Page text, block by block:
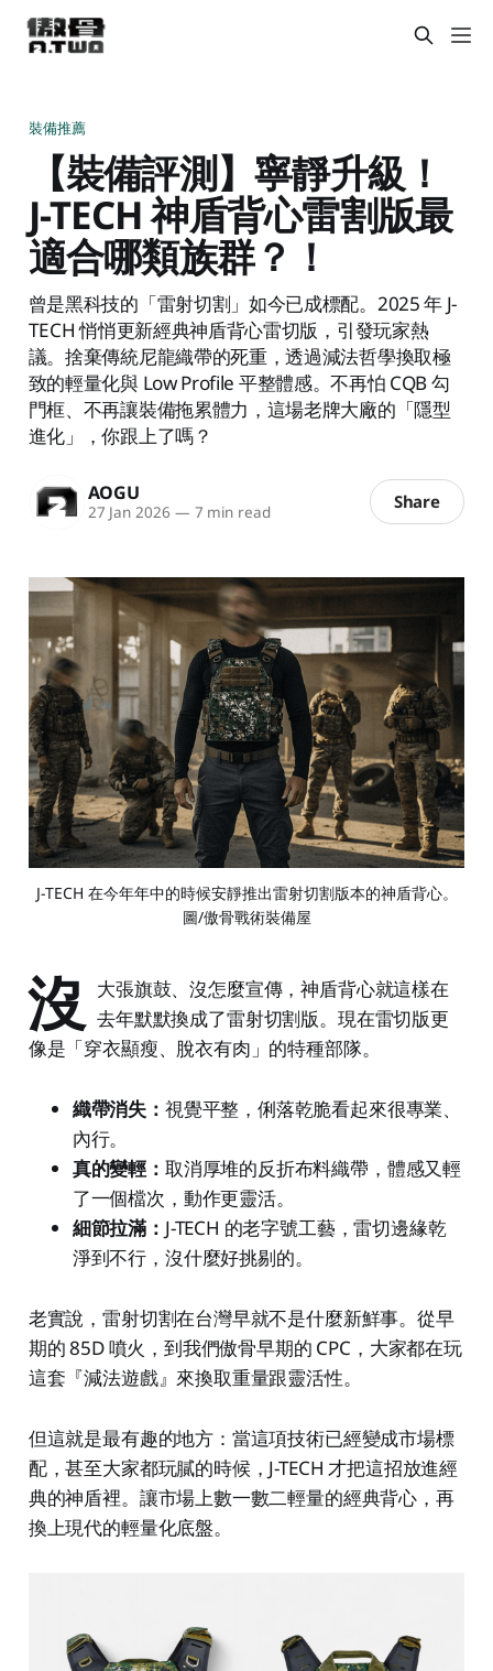
裝備推薦
【裝備評測】寧靜升級！
J-TECH 神盾背心雷割版最
適合哪類族群？！
曾是黑科技的「雷射切割」如今已成標配。2025 年 J-
TECH 悄悄更新經典神盾背心雷切版，引發玩家熱
議。捨棄傳統尼龍織帶的死重，透過減法哲學換取極
致的輕量化與 Low Profile 平整體感。不再怕 CQB 勾
門框、不再讓裝備拖累體力，這場老牌大廠的「隱型
進化」，你跟上了嗎？
AOGU
27 Jan 2026 — 7 min read Share
J-TECH 在今年年中的時候安靜推出雷射切割版本的神盾背心。
圖/傲骨戰術裝備屋
沒 大張旗鼓、沒怎麼宣傳，神盾背心就這樣在
去年默默換成了雷射切割版。現在雷切版更
像是「穿衣顯瘦、脫衣有肉」的特種部隊。
織帶消失： 視覺平整，俐落乾脆看起來很專業、
內行。
真的變輕： 取消厚堆的反折布料織帶，體感又輕
了一個檔次，動作更靈活。
細節拉滿： J-TECH 的老字號工藝，雷切邊緣乾
淨到不行，沒什麼好挑剔的。
老實說，雷射切割在台灣早就不是什麼新鮮事。從早
期的 85D 噴火，到我們傲骨早期的 CPC，大家都在玩
這套『減法遊戲』來換取重量跟靈活性。
但這就是最有趣的地方：當這項技術已經變成市場標
配，甚至大家都玩膩的時候，J-TECH 才把這招放進經
典的神盾裡。讓市場上數一數二輕量的經典背心，再
換上現代的輕量化底盤。